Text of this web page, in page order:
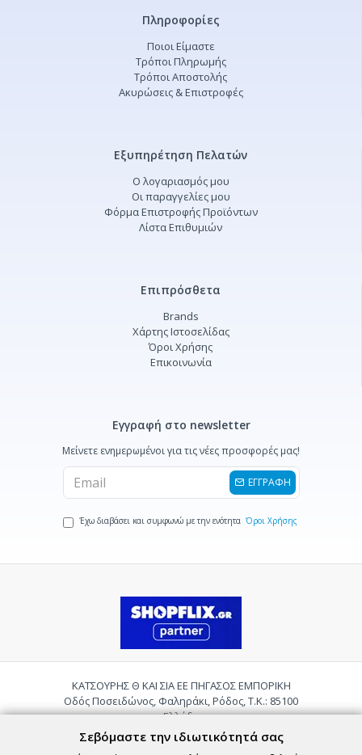
Πληροφορίες
Ποιοι Είμαστε
Τρόποι Πληρωμής
Τρόποι Αποστολής
Ακυρώσεις & Επιστροφές
Εξυπηρέτηση Πελατών
Ο λογαριασμός μου
Οι παραγγελίες μου
Φόρμα Επιστροφής Προϊόντων
Λίστα Επιθυμιών
Επιπρόσθετα
Brands
Χάρτης Ιστοσελίδας
Όροι Χρήσης
Επικοινωνία
Εγγραφή στο newsletter
Μείνετε ενημερωμένοι για τις νέες προσφορές μας!
ΕΓΓΡΑΦΗ
Έχω διαβάσει και συμφωνώ με την ενότητα Όροι Χρήσης
ΚΑΤΣΟΥΡΗΣ Θ ΚΑΙ ΣΙΑ ΕΕ ΠΗΓΑΣΟΣ ΕΜΠΟΡΙΚΗ
Οδός Ποσειδώνος, Φαληράκι, Ρόδος, Τ.Κ.: 85100
Ελλάδα
Τηλ.:2241085059
Email:
pigasosemporiki@gmail.com
Σεβόμαστε την ιδιωτικότητά σας